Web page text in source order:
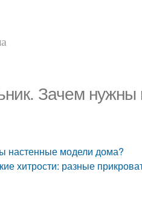
Зачем нужны
настенные модели дома?
хитрости: разные